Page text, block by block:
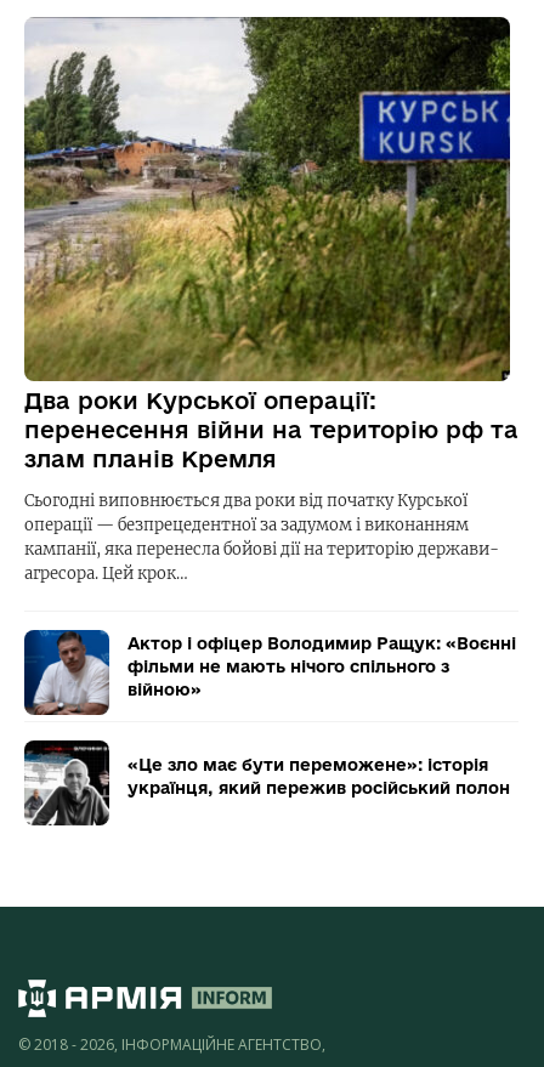
Два роки Курської операції:
перенесення війни на територію рф та
злам планів Кремля
Сьогодні виповнюється два роки від початку Курської
операції — безпрецедентної за задумом і виконанням
кампанії, яка перенесла бойові дії на територію держави-
агресора. Цей крок…
Актор і офіцер Володимир Ращук: «Воєнні
фільми не мають нічого спільного з
війною»
«Це зло має бути переможене»: історія
українця, який пережив російський полон
© 2018 - 2026, ІНФОРМАЦІЙНЕ АГЕНТСТВО,